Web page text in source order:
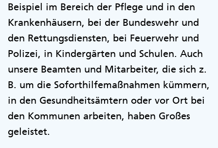
Beispiel im Bereich der Pflege und in den
Krankenhäusern, bei der Bundeswehr und
den Rettungsdiensten, bei Feuerwehr und
Polizei, in Kindergärten und Schulen. Auch
unsere Beamten und Mitarbeiter, die sich z.
B. um die Soforthilfemaßnahmen kümmern,
in den Gesundheitsämtern oder vor Ort bei
den Kommunen arbeiten, haben Großes
geleistet.